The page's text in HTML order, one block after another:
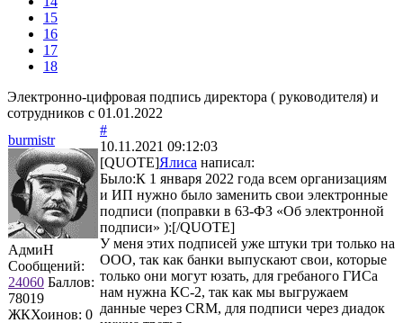
15
16
17
18
Электронно-цифровая подпись директора ( руководителя) и
сотрудников с 01.01.2022
burmistr
АдмиН
Сообщений:
24060 Баллов:
78019
ЖКХоинов: 0
#
10.11.2021 09:12:03
[QUOTE]Ялиса написал:
Было:К 1 января 2022 года всем организациям
и ИП нужно было заменить свои электронные
подписи (поправки в 63-ФЗ «Об электронной
подписи» ):[/QUOTE]
У меня этих подписей уже штуки три только на
ООО, так как банки выпускают свои, которые
только они могут юзать, для гребаного ГИСа
нам нужна КС-2, так как мы выгружаем
данные через CRM, для подписи через диадок